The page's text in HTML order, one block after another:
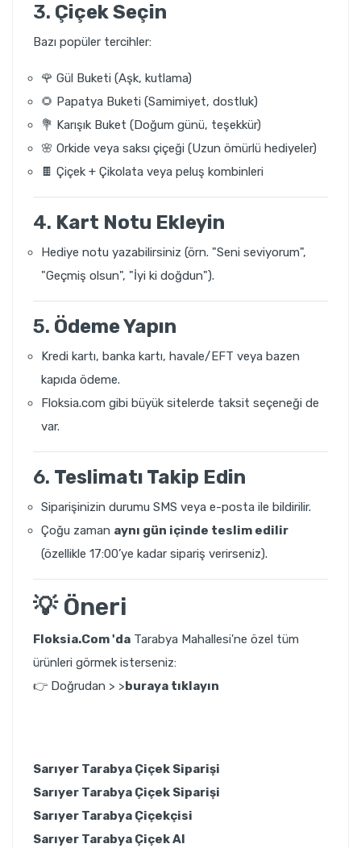
3. Çiçek Seçin
Bazı popüler tercihler:
🌹 Gül Buketi (Aşk, kutlama)
🌻 Papatya Buketi (Samimiyet, dostluk)
💐 Karışık Buket (Doğum günü, teşekkür)
🌸 Orkide veya saksı çiçeği (Uzun ömürlü hediyeler)
🍫 Çiçek + Çikolata veya peluş kombinleri
4. Kart Notu Ekleyin
Hediye notu yazabilirsiniz (örn. "Seni seviyorum",
"Geçmiş olsun", "İyi ki doğdun").
5. Ödeme Yapın
Kredi kartı, banka kartı, havale/EFT veya bazen
kapıda ödeme.
Floksia.com gibi büyük sitelerde taksit seçeneği de
var.
6. Teslimatı Takip Edin
Siparişinizin durumu SMS veya e-posta ile bildirilir.
Çoğu zaman aynı gün içinde teslim edilir
(özellikle 17:00’ye kadar sipariş verirseniz).
💡 Öneri
Floksia.Com 'da Tarabya Mahallesi'ne özel tüm
ürünleri görmek isterseniz:
👉 Doğrudan > >buraya tıklayın
Sarıyer Tarabya Çiçek Siparişi
Sarıyer Tarabya Çiçek Siparişi
Sarıyer Tarabya Çiçekçisi
Sarıyer Tarabya Çiçek Al